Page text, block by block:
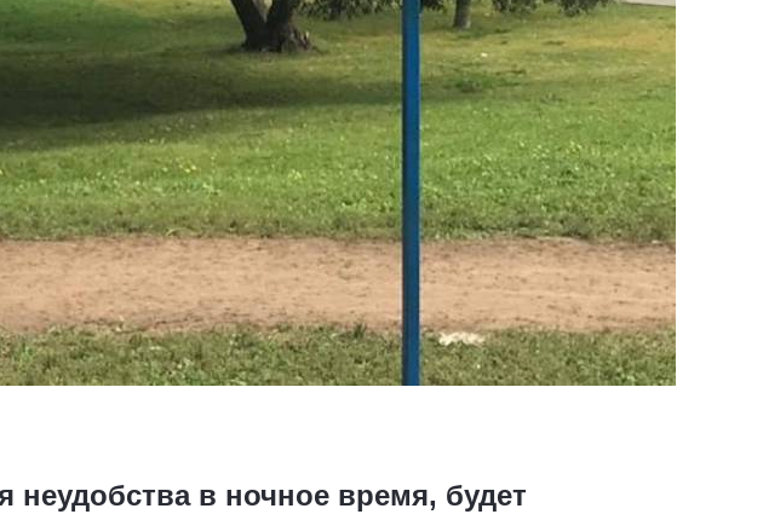
неудобства в ночное время, будет